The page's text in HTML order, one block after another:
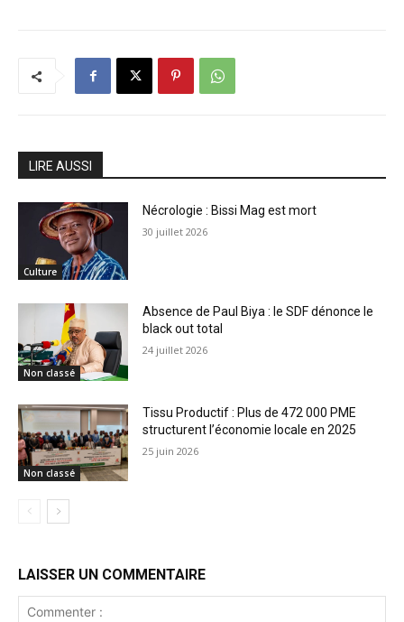
LIRE AUSSI
Culture
Nécrologie : Bissi Mag est mort
30 juillet 2026
Non classé
Absence de Paul Biya : le SDF dénonce le
black out total
24 juillet 2026
Non classé
Tissu Productif : Plus de 472 000 PME
structurent l’économie locale en 2025
25 juin 2026
LAISSER UN COMMENTAIRE